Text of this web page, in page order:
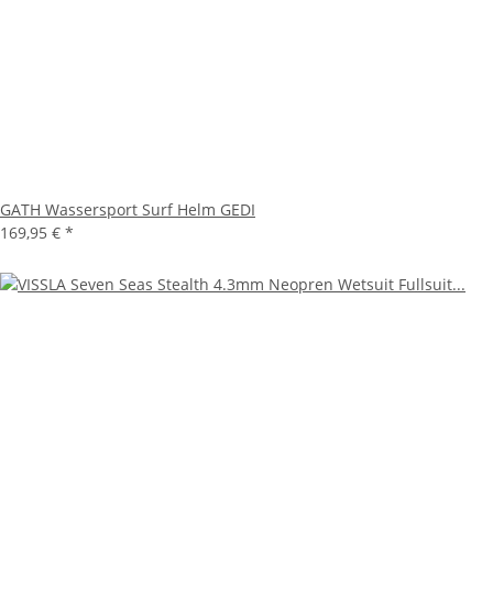
GATH Wassersport Surf Helm GEDI
169,95 € *